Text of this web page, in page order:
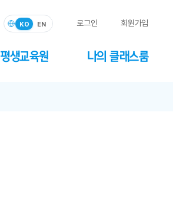
KO EN 로그인 회원가입
평생교육원 나의 클래스룸